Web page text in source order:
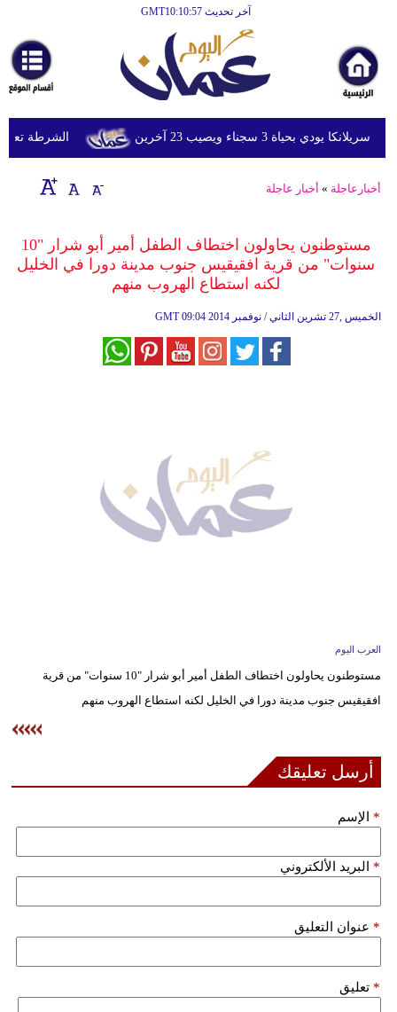
آخر تحديث GMT10:10:57
أخبارعاجلة
رياضة
ثقافة
إقتصاد
وموسيقى
أبراج
سيارات
الشرطة تعتقل بحياة 3 سجناء ويصيب 23 آخرين
أخبارعاجلة » أخبار عاجلة
مستوطنون يحاولون اختطاف الطفل أمير أبو شرار "10
سنوات" من قرية افقيقيس جنوب مدينة دورا في الخليل
لكنه استطاع الهروب منهم
GMT 09:04 2014 الخميس ,27 تشرين الثاني / نوفمبر
العرب اليوم
مستوطنون يحاولون اختطاف الطفل أمير أبو شرار "10 سنوات" من قرية
افقيقيس جنوب مدينة دورا في الخليل لكنه استطاع الهروب منهم
أرسل تعليقك
الإسم *
البريد الألكتروني *
عنوان التعليق *
تعليق *